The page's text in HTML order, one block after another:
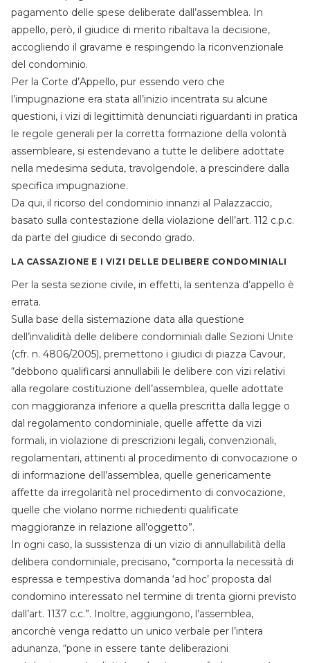
pagamento delle spese deliberate dall’assemblea. In
appello, però, il giudice di merito ribaltava la decisione,
accogliendo il gravame e respingendo la riconvenzionale
del condominio.
Per la Corte d’Appello, pur essendo vero che
l’impugnazione era stata all’inizio incentrata su alcune
questioni, i vizi di legittimità denunciati riguardanti in pratica
le regole generali per la corretta formazione della volontà
assembleare, si estendevano a tutte le delibere adottate
nella medesima seduta, travolgendole, a prescindere dalla
specifica impugnazione.
Da qui, il ricorso del condominio innanzi al Palazzaccio,
basato sulla contestazione della violazione dell’art. 112 c.p.c.
da parte del giudice di secondo grado.
LA CASSAZIONE E I VIZI DELLE DELIBERE CONDOMINIALI
Per la sesta sezione civile, in effetti, la sentenza d’appello è
errata.
Sulla base della sistemazione data alla questione
dell’invalidità delle delibere condominiali dalle Sezioni Unite
(cfr. n. 4806/2005), premettono i giudici di piazza Cavour,
“debbono qualificarsi annullabili le delibere con vizi relativi
alla regolare costituzione dell’assemblea, quelle adottate
con maggioranza inferiore a quella prescritta dalla legge o
dal regolamento condominiale, quelle affette da vizi
formali, in violazione di prescrizioni legali, convenzionali,
regolamentari, attinenti al procedimento di convocazione o
di informazione dell’assemblea, quelle genericamente
affette da irregolarità nel procedimento di convocazione,
quelle che violano norme richiedenti qualificate
maggioranze in relazione all’oggetto”.
In ogni caso, la sussistenza di un vizio di annullabilità della
delibera condominiale, precisano, “comporta la necessità di
espressa e tempestiva domanda ‘ad hoc’ proposta dal
condomino interessato nel termine di trenta giorni previsto
dall’art. 1137 c.c.”. Inoltre, aggiungono, l’assemblea,
ancorchè venga redatto un unico verbale per l’intera
adunanza, “pone in essere tante deliberazioni